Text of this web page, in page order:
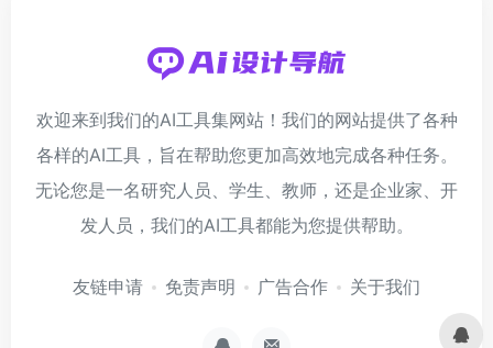
欢迎来到我们的AI工具集网站！我们的网站提供了各种
各样的AI工具，旨在帮助您更加高效地完成各种任务。
无论您是一名研究人员、学生、教师，还是企业家、开
发人员，我们的AI工具都能为您提供帮助。
友链申请 免责声明 广告合作 关于我们